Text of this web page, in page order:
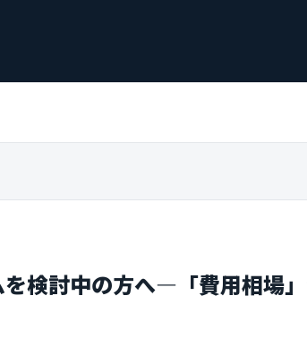
検討中の方へ―「費用相場